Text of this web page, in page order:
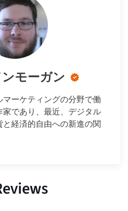
モーガン
ーケティングの分野で働
であり、最近、デジタル
経済的自由への新進の関